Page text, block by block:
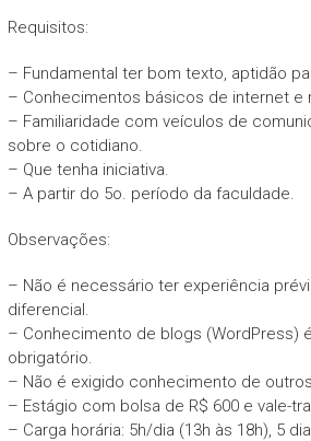
Requisitos:
– Fundamental ter bom texto, aptidão
– Conhecimentos básicos de internet e
– Familiaridade com veículos de
sobre o cotidiano.
– Que tenha iniciativa.
– A partir do 5o. período da faculdade.
Observações:
– Não é necessário ter experiência
diferencial.
– Conhecimento de blogs (WordPress)
obrigatório.
– Não é exigido conhecimento de
– Estágio com bolsa de R$ 600 e vale-
– Carga horária: 5h/dia (13h às 18h), 5